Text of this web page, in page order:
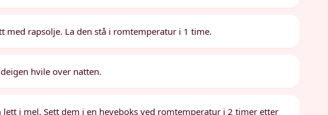
med rapsolje. La den stå i romtemperatur i 1 time.
hvile over natten.
i mel. Sett dem i en heveboks ved romtemperatur i 2 timer etter